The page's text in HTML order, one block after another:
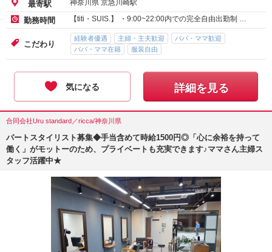
最寄駅 神奈川県 京急川崎駅
勤務時間 【titi・SUIS.】 ・9:00~22:00内での完全自由出勤制 …
こだわり
経験者優遇 主婦・主夫歓迎
パパ・ママ歓迎
パパ・ママ在籍
服装自由
気になる 詳細を見る
合同会社Uru standard／ricca/神奈川県
パートスタイリスト募集◆手当含めて時給1500円◎「心に余裕を持って
働く」がモットーのため、プライベートも充実できます♪ママさん主婦ス
タッフ活躍中★